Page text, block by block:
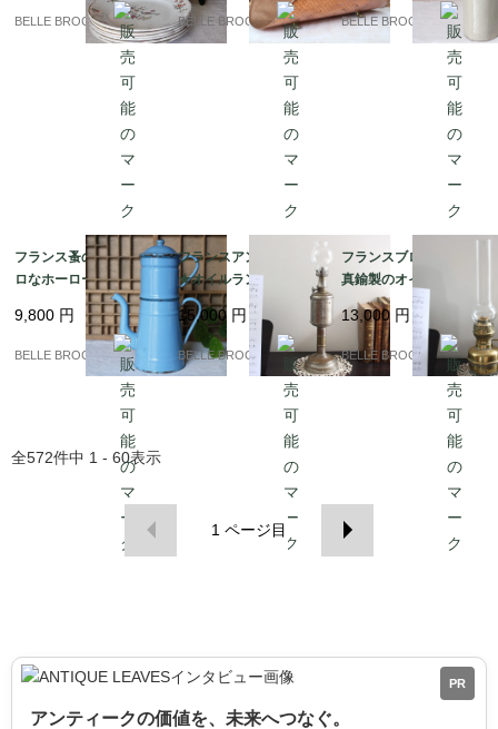
週間）
BELLE BROCANTE BELLE BROCANTE
週間）
BELLE BROCANTE
フランス蚤の市★レト
ロなホーローコーヒー
ポット【シャビーシッ
クなブルー】｜フラン
ス発送（到着まで2-3週
9,800 円
BELLE BROCANTE
フランスアンティーク
★オイルランプ Lampe
Pigeon (ランプ・ピジ
ョン)｜フランス発送
（到着まで2-3週間）
15,000 円
BELLE BROCANTE
フランスブロカント★
真鍮製のオイルランプ
STELLA BRENNER｜
フランス発送（到着ま
で2-3週間）
13,000 円
BELLE BROCANTE
全572件中 1 - 60表示
1 ページ目
PR
アンティークの価値を、未来へつなぐ。